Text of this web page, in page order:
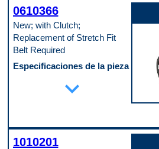
0610366
New; with Clutch;
Replacement of Stretch Fit
Belt Required
Especificaciones de la pieza
Cantidad de conectores
120 mm
expand_more
1010201